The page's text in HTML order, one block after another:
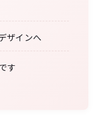
ザインへ
す